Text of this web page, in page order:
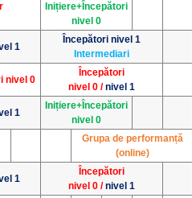
Inițiere+Începători
nivel 0
1
Începători nivel 1
Intermediari
nivel 0
Începători
nivel 0 /nivel 1
1
Inițiere+Începători
nivel 0
Grupa de performanță
(online)
1
Începători
nivel 0 /nivel 1